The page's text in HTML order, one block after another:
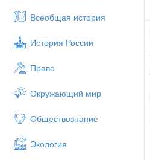
Всеобщая история
История России
Право
Окружающий мир
Обществознание
Экология